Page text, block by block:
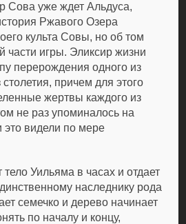
Сова уже ждет Альдуса,
Ржавого Озера
культа Совы, но об том
части игры. Эликсир жизни
перерождения одного из
причем для этого
жертвы каждого из
не раз упоминалось на
это видели по мере
тело Уильяма в часах и отдает
наследнику рода
семечко и дерево начинает
по началу и концу,